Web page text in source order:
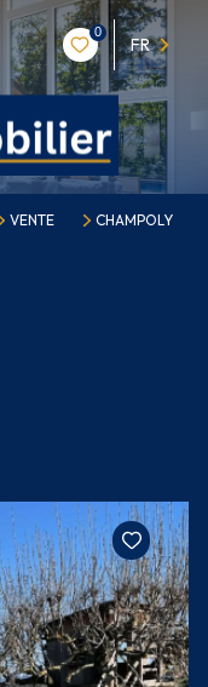
0
FR
VENTE
CHAMPOLY